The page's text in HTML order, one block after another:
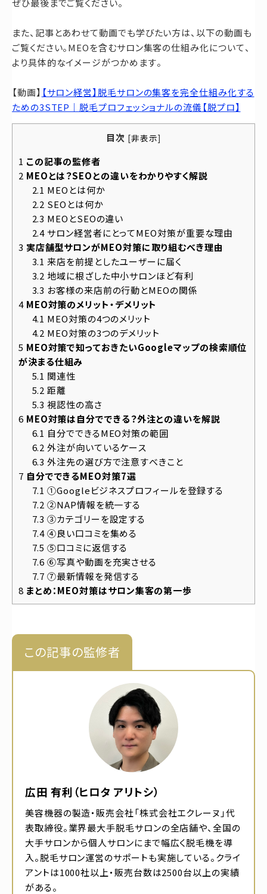
ぜひ最後までご覧ください。
また、記事とあわせて動画でも学びたい方は、以下の動画も
ご覧ください。MEOを含むサロン集客の仕組み化について、
より具体的なイメージがつかめます。
【動画】 【サロン経営】脱毛サロンの集客を完全仕組み化する
ための3STEP｜脱毛プロフェッショナルの流儀【脱プロ】
目次 [非表示]
1 この記事の監修者
2 MEOとは？SEOとの違いをわかりやすく解説
2.1 MEOとは何か
2.2 SEOとは何か
2.3 MEOとSEOの違い
2.4サロン経営者にとってMEO対策が重要な理由
3 実店舗型サロンがMEO対策に取り組むべき理由
3.1 来店を前提としたユーザーに届く
3.2 地域に根ざした中小サロンほど有利
3.3 お客様の来店前の行動とMEOの関係
4MEO対策のメリット・デメリット
4.1 MEO対策の4つのメリット
4.2 MEO対策の3つのデメリット
5 MEO対策で知っておきたいGoogleマップの検索順位
が決まる仕組み
5.1 関連性
5.2 距離
5.3 視認性の高さ
6 MEO対策は自分でできる？外注との違いを解説
6.1 自分でできるMEO対策の範囲
6.2 外注が向いているケース
6.3 外注先の選び方で注意すべきこと
7 自分でできるMEO対策7選
7.1 ①Googleビジネスプロフィールを登録する
7.2 ②NAP情報を統一する
7.3 ③カテゴリーを設定する
7.4④良い口コミを集める
7.5 ⑤口コミに返信する
7.6 ⑥写真や動画を充実させる
7.7 ⑦最新情報を発信する
8 まとめ：MEO対策はサロン集客の第一歩
この記事の監修者
広田 有利（ヒロタ アリトシ）
美容機器の製造・販売会社「株式会社エクレーヌ」代
表取締役。業界最大手脱毛サロンの全店舗や、全国の
大手サロンから個人サロンにまで幅広く脱毛機を導
入。脱毛サロン運営のサポートも実施している。クライ
アントは1000社以上・販売台数は2500台以上の実績
がある。